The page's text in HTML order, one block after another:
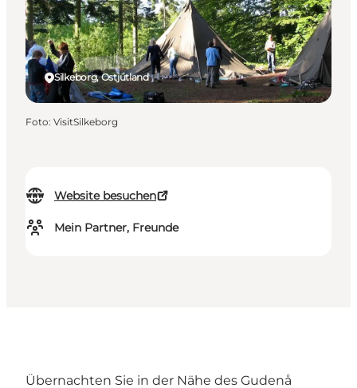
Website besuchen
Mein Partner, Freunde
Silkeborg, Ostjütland
Foto: VisitSilkeborg
Übernachten Sie in der Nähe des Gudenå